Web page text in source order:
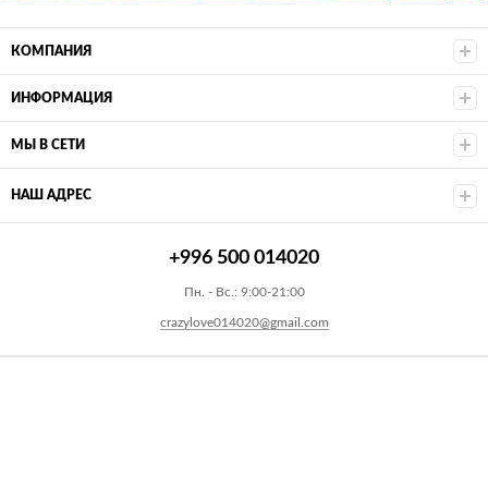
КОМПАНИЯ
ИНФОРМАЦИЯ
МЫ В СЕТИ
НАШ АДРЕС
+996 500 014020
Пн. - Вс.: 9:00-21:00
crazylove014020@gmail.com